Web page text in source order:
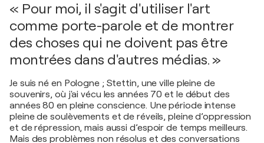
« Pour moi, il s'agit d'utiliser l'art
comme porte-parole et de montrer
des choses qui ne doivent pas être
montrées dans d'autres médias. »
Je suis né en Pologne ; Stettin, une ville pleine de
souvenirs, où j'ai vécu les années 70 et le début des
années 80 en pleine conscience. Une période intense
pleine de soulèvements et de réveils, pleine d’oppression
et de répression, mais aussi d’espoir de temps meilleurs.
Mais des problèmes non résolus et des conversations